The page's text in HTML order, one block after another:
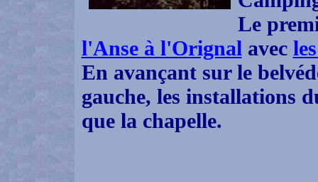
Le
l'Anse à l'Orignal avec
En avançant sur le
gauche, les installations
que la chapelle.